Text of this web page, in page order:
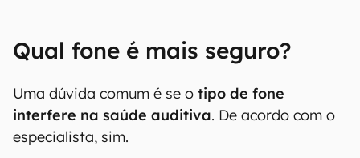
Qual fone é mais seguro?
Uma dúvida comum é se o tipo de fone
interfere na saúde auditiva. De acordo com o
especialista, sim.